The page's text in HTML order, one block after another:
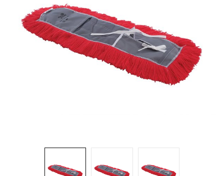
Grattoirs, moutons et racloirs pour vitres/planchers
Guenilles et éponges
Hygiène personnelle
Microfibres et linges divers